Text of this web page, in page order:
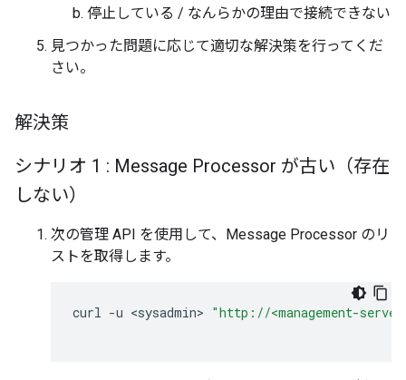
停止している / なんらかの理由で接続できない
見つかった問題に応じて適切な解決策を行ってくだ
さい。
解決策
シナリオ 1 : Message Processor が古い（存在
しない）
次の管理 API を使用して、Message Processor のリ
ストを取得します。
curl -u <sysadmin> "http://<management-server-